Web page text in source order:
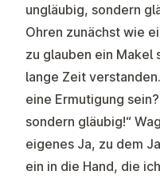
ungläubig, sondern
Ohren zunächst wie
zu glauben ein Makel
lange Zeit
eine Ermutigung
sondern gläubig!“
eigenes Ja, zu dem
ein in die Hand, die